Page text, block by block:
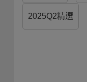
2025Q2精選